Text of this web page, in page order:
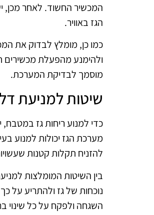
המכשיר החשוד. לאחר מכן,
הגז באוויר.
כמו כן, מומלץ לבדוק את
ולהימנע מהפעלת מכשירים
מוסמך לבדיקת המערכת.
שיטות למניעת
כדי למנוע ריחות גז
מערכת הגז יכולות למנוע
להזניח תקלות קטנות
בין השיטות המומלצות
נוכחות של גז ולהתריע על
השגחה ולפקח על כל שינוי